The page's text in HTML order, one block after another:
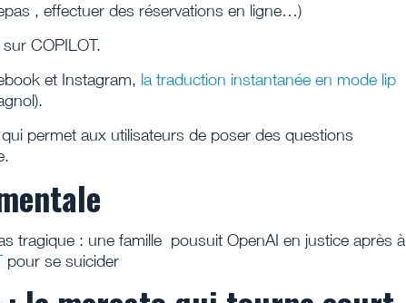
, effectuer des réservations en ligne…)
COPILOT.
et Instagram, la traduction instantanée en mode lip
permet aux utilisateurs de poser des questions
tragique : une famille pousuit OpenAI en justice après à
pour se suicider